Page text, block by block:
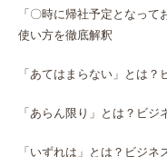
「〇時に帰社予定となっ
使い方を徹底解釈
「あてはまらない」とは
「あらん限り」とは？ビ
「いずれは」とは？ビジ